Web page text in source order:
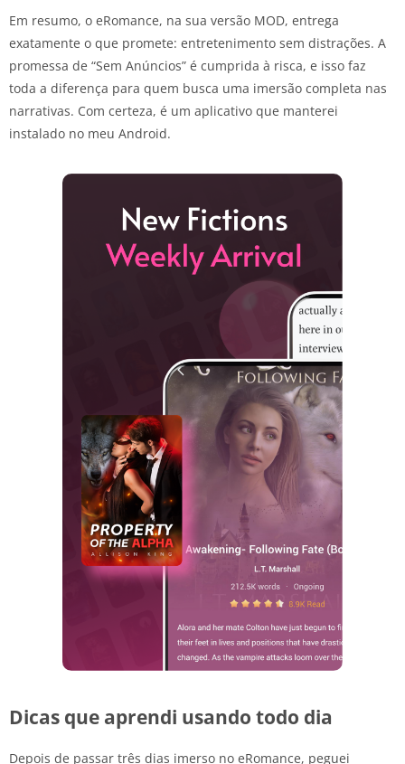
Em resumo, o eRomance, na sua versão MOD, entrega
exatamente o que promete: entretenimento sem distrações. A
promessa de “Sem Anúncios” é cumprida à risca, e isso faz
toda a diferença para quem busca uma imersão completa nas
narrativas. Com certeza, é um aplicativo que manterei
instalado no meu Android.
Dicas que aprendi usando todo dia
Depois de passar três dias imerso no eRomance, peguei